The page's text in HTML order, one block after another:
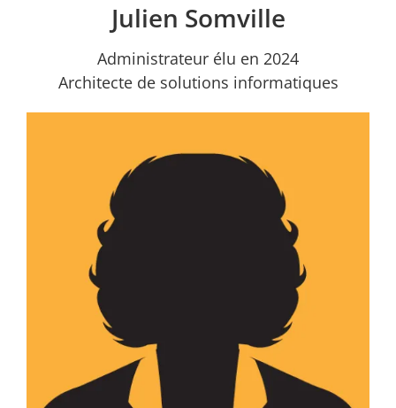
Julien Somville
Administrateur élu en 2024
Architecte de solutions informatiques